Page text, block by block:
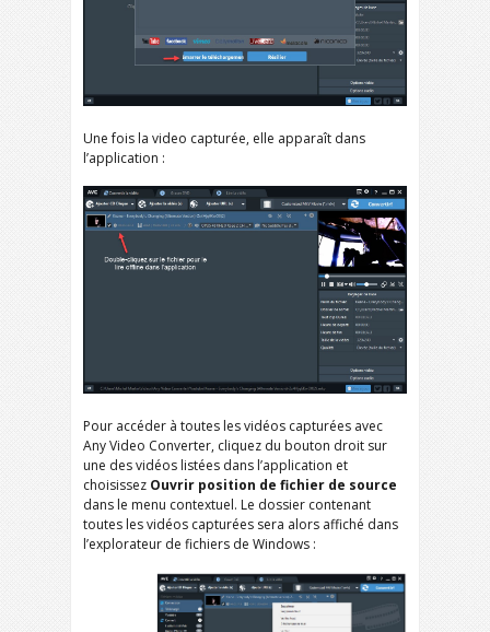
Une fois la video capturée, elle apparaît dans
l’application :
Pour accéder à toutes les vidéos capturées avec
Any Video Converter, cliquez du bouton droit sur
une des vidéos listées dans l’application et
choisissez Ouvrir position de fichier de source
dans le menu contextuel. Le dossier contenant
toutes les vidéos capturées sera alors affiché dans
l’explorateur de fichiers de Windows :